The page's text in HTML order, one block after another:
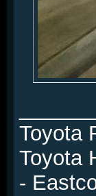
Toyota
Toyota
-